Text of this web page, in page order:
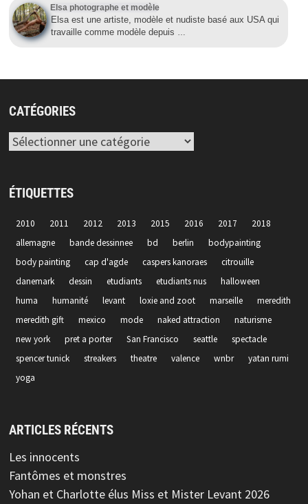
Elsa photographe et modèle
Elsa est une artiste, modèle et nudiste basé aux USA qui
travaille comme modèle depuis
CATÉGORIES
Catégories
ÉTIQUETTES
2010 2011 2012 2013 2015 2016 2017
2018
allemagne
bande dessinnee bd berlin
bodypainting
body painting
cap d'agde caspers kanoraes
citrouille
danemark
dessin etudiants etudiants nus
halloween
huma
humanité levant loxie and zoot marseille
meredith
meredith gift
mexico mode naked attraction
naturisme
new york
pret a porter San Francisco seattle
spectacle
spencer tunick
streakers theatre valence wnbr
yatan rumi
yoga
ARTICLES RÉCENTS
Les innocents
Fantômes et monstres
Yohan et Charlotte élus Miss et Mister Levant 2026